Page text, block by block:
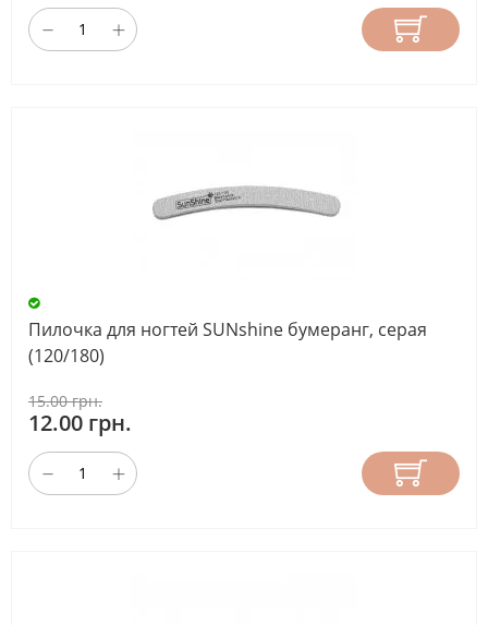
Пилочка для ногтей SUNshine бумеранг, серая
(120/180)
15.00 грн.
12.00 грн.